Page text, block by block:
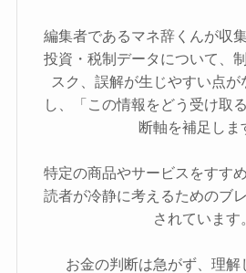
編集者であるマネ辞くんが収
投資・税制データについて、
スク、誤解が生じやすい点が
し、「この情報をどう受け取
断軸を補足しま
特定の商品やサービスをすす
読者が冷静に考えるためのブ
されています。
お金の判断は急がず、理解